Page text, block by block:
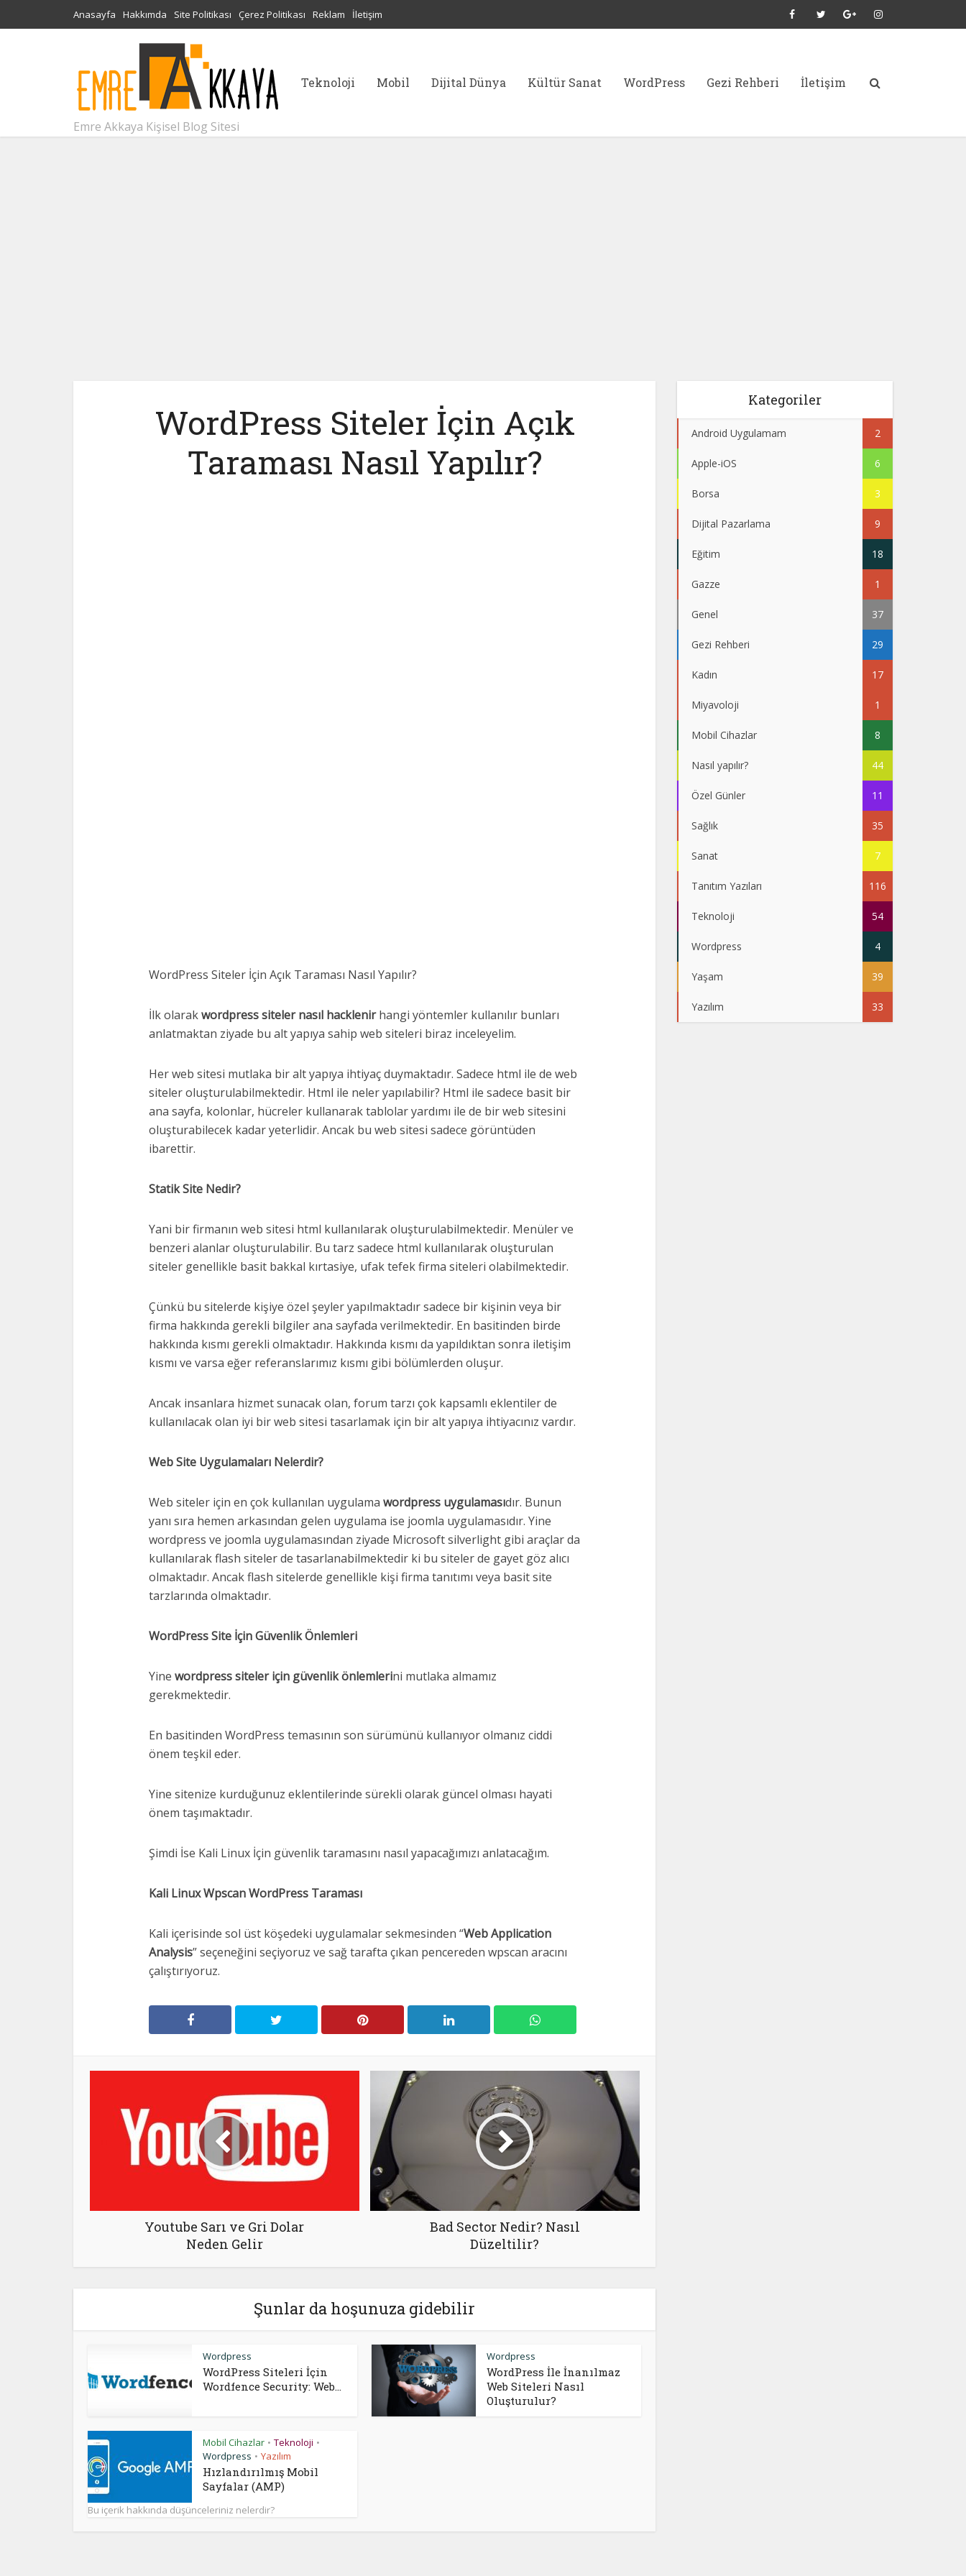
Anasayfa Hakkımda Site Politikası Çerez Politikası Reklam İletişim
Emre Akkaya Kişisel Blog Sitesi
Teknoloji Mobil Dijital Dünya Kültür Sanat WordPress Gezi Rehberi İletişim
WordPress Siteler İçin Açık
Taraması Nasıl Yapılır?
WordPress Siteler İçin Açık Taraması Nasıl Yapılır?
İlk olarakwordpress siteler nasıl hacklenirhangi yöntemler kullanılır bunları
anlatmaktan ziyade bu alt yapıya sahip web siteleri biraz inceleyelim.
Her web sitesi mutlaka bir alt yapıya ihtiyaç duymaktadır. Sadece html ile de web
siteler oluşturulabilmektedir. Html ile neler yapılabilir? Html ile sadece basit bir
ana sayfa, kolonlar, hücreler kullanarak tablolar yardımı ile de bir web sitesini
oluşturabilecek kadar yeterlidir. Ancak bu web sitesi sadece görüntüden
ibarettir.
Statik Site Nedir?
Yani bir firmanın web sitesi html kullanılarak oluşturulabilmektedir. Menüler ve
benzeri alanlar oluşturulabilir. Bu tarz sadece html kullanılarak oluşturulan
siteler genellikle basit bakkal kırtasiye, ufak tefek firma siteleri olabilmektedir.
Çünkü bu sitelerde kişiye özel şeyler yapılmaktadır sadece bir kişinin veya bir
firma hakkında gerekli bilgiler ana sayfada verilmektedir. En basitinden birde
hakkında kısmı gerekli olmaktadır. Hakkında kısmı da yapıldıktan sonra iletişim
kısmı ve varsa eğer referanslarımız kısmı gibi bölümlerden oluşur.
Ancak insanlara hizmet sunacak olan, forum tarzı çok kapsamlı eklentiler de
kullanılacak olan iyi bir web sitesi tasarlamak için bir alt yapıya ihtiyacınız vardır.
Web Site Uygulamaları Nelerdir?
Web siteler için en çok kullanılan uygulama wordpress uygulamasıdır. Bunun
yanı sıra hemen arkasından gelen uygulama ise joomla uygulamasıdır. Yine
wordpress ve joomla uygulamasından ziyade Microsoft silverlight gibi araçlar da
kullanılarak flash siteler de tasarlanabilmektedir ki bu siteler de gayet göz alıcı
olmaktadır. Ancak flash sitelerde genellikle kişi firma tanıtımı veya basit site
tarzlarında olmaktadır.
WordPress Site İçin Güvenlik Önlemleri
Yine wordpress siteler için güvenlik önlemlerini mutlaka almamız
gerekmektedir.
En basitinden WordPress temasının son sürümünü kullanıyor olmanız ciddi
önem teşkil eder.
Yine sitenize kurduğunuz eklentilerinde sürekli olarak güncel olması hayati
önem taşımaktadır.
Şimdi İse Kali Linux İçin güvenlik taramasını nasıl yapacağımızı anlatacağım.
Kali Linux Wpscan WordPress Taraması
Kali içerisinde sol üst köşedeki uygulamalar sekmesinden “Web Application
Analysis” seçeneğini seçiyoruz ve sağ tarafta çıkan pencereden wpscan aracını
çalıştırıyoruz.
Youtube Sarı ve Gri Dolar
Neden Gelir
Bad Sector Nedir? Nasıl
Düzeltilir?
Şunlar da hoşunuza gidebilir
Wordpress
WordPress Siteleri İçin
Wordfence Security: Web...
Wordpress
WordPress İle İnanılmaz
Web Siteleri Nasıl
Oluşturulur?
Mobil Cihazlar • Teknoloji •
Wordpress • Yazılım
Hızlandırılmış Mobil
Sayfalar (AMP)
Bu içerik hakkında düşünceleriniz nelerdir?
Kategoriler
Android Uygulamam 2
Apple-iOS 6
Borsa 3
Dijital Pazarlama 9
Eğitim 18
Gazze 1
Genel 37
Gezi Rehberi 29
Kadın 17
Miyavoloji 1
Mobil Cihazlar 8
Nasıl yapılır? 44
Özel Günler 11
Sağlık 35
Sanat 7
Tanıtım Yazıları 116
Teknoloji 54
Wordpress 4
Yaşam 39
Yazılım 33